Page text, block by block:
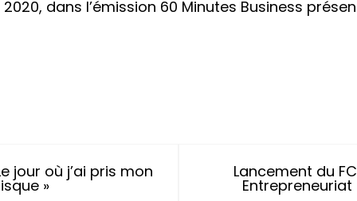
2020, dans l’émission 60 Minutes Business
jour où j’ai pris mon
»
Lancement du